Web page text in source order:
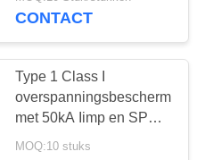
het
de
SPD-
CONTACT
Type 1 Class I
met 50kA Iimp en SPD
met aansluitbare
MOQ:10 stuks